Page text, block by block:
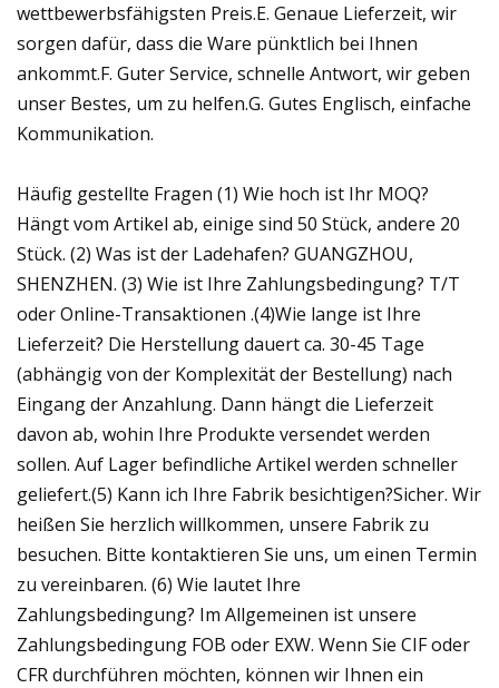
wettbewerbsfähigsten Preis.E. Genaue Lieferzeit, wir
sorgen dafür, dass die Ware pünktlich bei Ihnen
ankommt.F. Guter Service, schnelle Antwort, wir geben
unser Bestes, um zu helfen.G. Gutes Englisch, einfache
Kommunikation.
Häufig gestellte Fragen (1) Wie hoch ist Ihr MOQ?
Hängt vom Artikel ab, einige sind 50 Stück, andere 20
Stück. (2) Was ist der Ladehafen? GUANGZHOU,
SHENZHEN. (3) Wie ist Ihre Zahlungsbedingung? T/T
oder Online-Transaktionen .(4)Wie lange ist Ihre
Lieferzeit? Die Herstellung dauert ca. 30-45 Tage
(abhängig von der Komplexität der Bestellung) nach
Eingang der Anzahlung. Dann hängt die Lieferzeit
davon ab, wohin Ihre Produkte versendet werden
sollen. Auf Lager befindliche Artikel werden schneller
geliefert.(5) Kann ich Ihre Fabrik besichtigen?Sicher. Wir
heißen Sie herzlich willkommen, unsere Fabrik zu
besuchen. Bitte kontaktieren Sie uns, um einen Termin
zu vereinbaren. (6) Wie lautet Ihre
Zahlungsbedingung? Im Allgemeinen ist unsere
Zahlungsbedingung FOB oder EXW. Wenn Sie CIF oder
CFR durchführen möchten, können wir Ihnen ein